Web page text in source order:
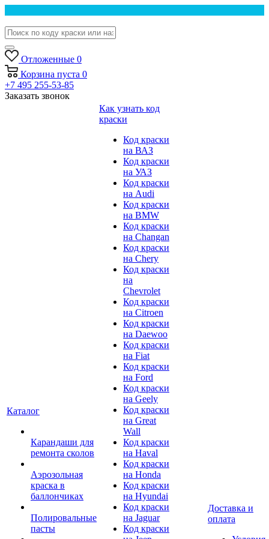
Отложенные 0
Корзина пуста 0
+7 495 255-53-85
Заказать звонок
Каталог
Карандаши для
ремонта сколов
Аэрозольная
краска в
баллончиках
Полировальные
пасты
Как узнать код
краски
Код краски
на ВАЗ
Код краски
на УАЗ
Код краски
на Audi
Код краски
на BMW
Код краски
на Changan
Код краски
на Chery
Код краски
на
Chevrolet
Код краски
на Citroen
Код краски
на Daewoo
Код краски
на Fiat
Код краски
на Ford
Код краски
на Geely
Код краски
на Great
Wall
Код краски
на Haval
Код краски
на Honda
Код краски
на Hyundai
Код краски
на Jaguar
Код краски
Доставка и
оплата